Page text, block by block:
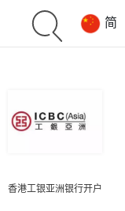
简
香港工银亚洲银行开户